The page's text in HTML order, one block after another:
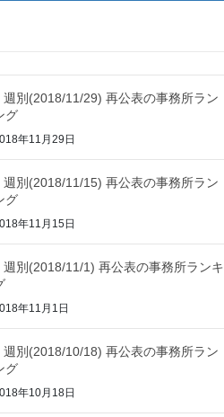
週別(2018/11/29) 再公表の事務所ラン
グ
年11月29日
週別(2018/11/15) 再公表の事務所ラン
グ
年11月15日
週別(2018/11/1) 再公表の事務所ランキ
年11月1日
週別(2018/10/18) 再公表の事務所ラン
グ
年10月18日